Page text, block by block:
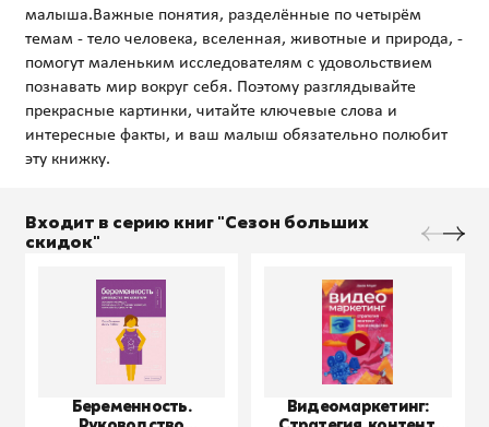
малыша.Важные понятия, разделённые по четырём
темам - тело человека, вселенная, животные и природа, -
помогут маленьким исследователям с удовольствием
познавать мир вокруг себя. Поэтому разглядывайте
прекрасные картинки, читайте ключевые слова и
интересные факты, и ваш малыш обязательно полюбит
Входит в серию книг "Сезон больших
скидок"
Беременность.
Видеомаркетинг: